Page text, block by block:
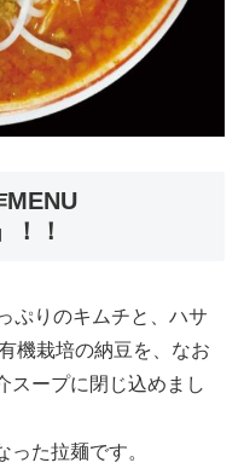
！！
ぷりのキムチと、ハサ
機栽培の納豆を、なお
スープに閉じ込めまし
た拉麺です。